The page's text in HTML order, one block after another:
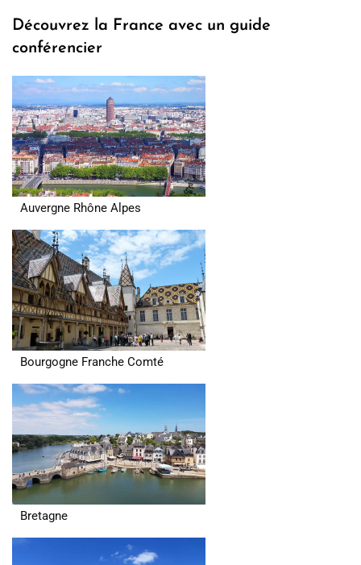
Découvrez la France avec un guide
conférencier
Auvergne Rhône Alpes
Bourgogne Franche Comté
Bretagne